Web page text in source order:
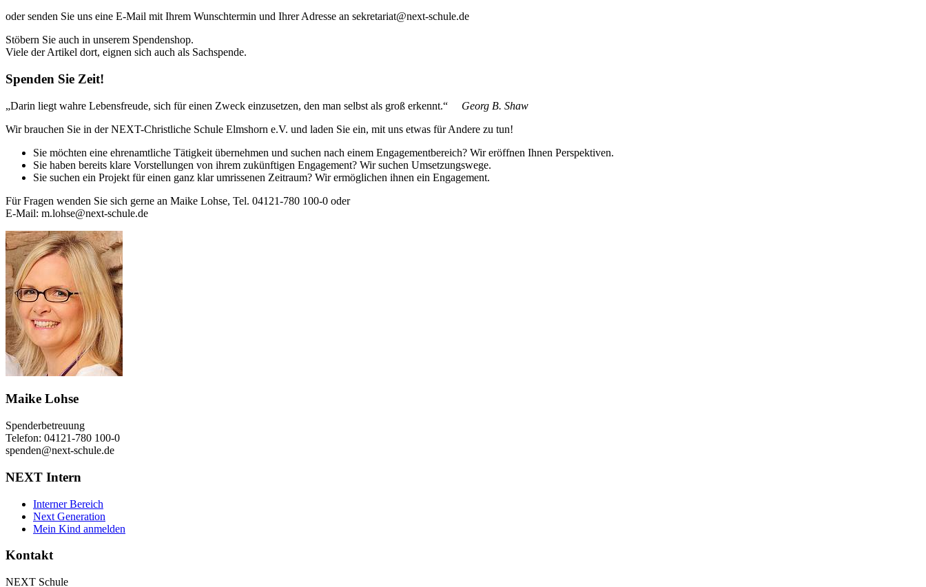
oder senden Sie uns eine E-Mail mit Ihrem Wunschtermin und Ihrer Adresse an sekretariat@next-schule.de
Stöbern Sie auch in unserem Spendenshop.
Viele der Artikel dort, eignen sich auch als Sachspende.
Spenden Sie Zeit!
„Darin liegt wahre Lebensfreude, sich für einen Zweck einzusetzen, den man selbst als groß erkennt.“ Georg B. Shaw
Wir brauchen Sie in der NEXT-Christliche Schule Elmshorn e.V. und laden Sie ein, mit uns etwas für Andere zu tun!
Sie möchten eine ehrenamtliche Tätigkeit übernehmen und suchen nach einem Engagementbereich? Wir eröffnen Ihnen Perspektiven.
Sie haben bereits klare Vorstellungen von ihrem zukünftigen Engagement? Wir suchen Umsetzungswege.
Sie suchen ein Projekt für einen ganz klar umrissenen Zeitraum? Wir ermöglichen ihnen ein Engagement.
Für Fragen wenden Sie sich gerne an Maike Lohse, Tel. 04121-780 100-0 oder
E-Mail: m.lohse@next-schule.de
Maike Lohse
Spenderbetreuung
Telefon: 04121-780 100-0
spenden@next-schule.de
NEXT Intern
Interner Bereich
Next Generation
Mein Kind anmelden
Kontakt
NEXT Schule